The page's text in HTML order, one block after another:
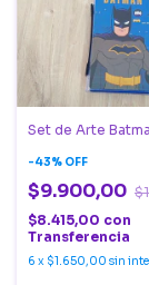
Set de Arte
-43% OFF
$9.900,00
$8.415,00 con
Transferencia
6 x $1.650,00 sin